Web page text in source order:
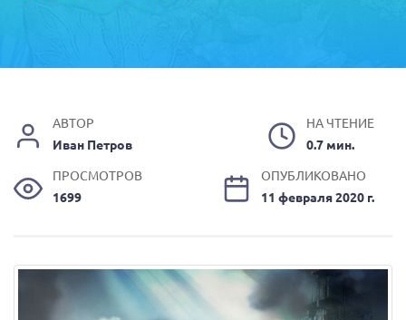
АВТОР
Иван Петров
НА ЧТЕНИЕ
0.7 мин.
ПРОСМОТРОВ
1699
ОПУБЛИКОВАНО
11 февраля 2020 г.